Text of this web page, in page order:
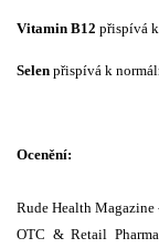
Vitamin B12 přispívá
Selen přispívá k
Ocenění:
Rude Health Magazine
OTC & Retail